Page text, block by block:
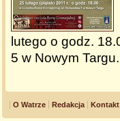
lutego o godz.
5 w Nowym Targu.
O Watrze Redakcja Kontakt